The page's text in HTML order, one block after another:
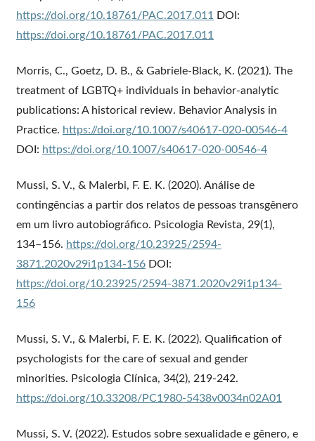
https://doi.org/10.18761/PAC.2017.011
DOI:
https://doi.org/10.18761/PAC.2017.011
Morris, C., Goetz, D. B., & Gabriele-Black, K. (2021). The
treatment of LGBTQ+ individuals in behavior-analytic
publications: A historical review. Behavior Analysis in
Practice. https://doi.org/10.1007/s40617-020-00546-4
DOI: https://doi.org/10.1007/s40617-020-00546-4
Mussi, S. V., & Malerbi, F. E. K. (2020). Análise de
contingências a partir dos relatos de pessoas transgênero
em um livro autobiográfico. Psicologia Revista, 29(1),
134–156. https://doi.org/10.23925/2594-
3871.2020v29i1p134-156DOI:
https://doi.org/10.23925/2594-3871.2020v29i1p134-
156
Mussi, S. V., & Malerbi, F. E. K. (2022). Qualification of
psychologists for the care of sexual and gender
minorities. Psicologia Clínica, 34(2), 219-242.
https://doi.org/10.33208/PC1980-5438v0034n02A01
Mussi, S. V. (2022). Estudos sobre sexualidade e gênero, e